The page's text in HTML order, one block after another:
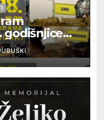
godišnjice
Blaža